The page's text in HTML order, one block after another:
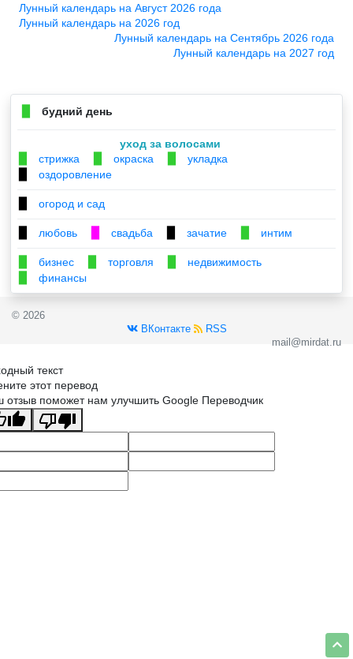
Лунный календарь на Август 2026 года
Лунный календарь на 2026 год
Лунный календарь на Сентябрь 2026 года
Лунный календарь на 2027 год
будний день
уход за волосами
стрижка окраска укладка
оздоровление
огород и сад
любовь свадьба зачатие интим
бизнес торговля недвижимость
финансы
© 2026
ВКонтакте
RSS
mail@mirdat.ru
текст
этот перевод
отзыв поможет нам улучшить Google Переводчик